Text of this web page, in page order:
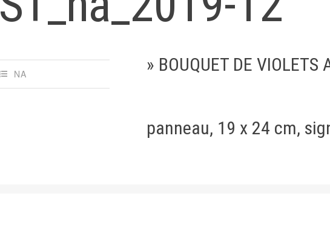
NA » BOUQUET DE VIOLETS
panneau, 19 x 24 cm,